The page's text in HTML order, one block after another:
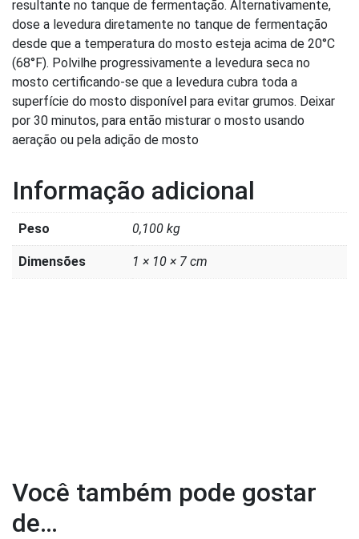
resultante no tanque de fermentação. Alternativamente,
dose a levedura diretamente no tanque de fermentação
desde que a temperatura do mosto esteja acima de 20°C
(68°F). Polvilhe progressivamente a levedura seca no
mosto certificando-se que a levedura cubra toda a
superfície do mosto disponível para evitar grumos. Deixar
por 30 minutos, para então misturar o mosto usando
aeração ou pela adição de mosto
Informação adicional
Peso 0,100 kg
Dimensões 1 × 10 × 7 cm
Você também pode gostar
de…